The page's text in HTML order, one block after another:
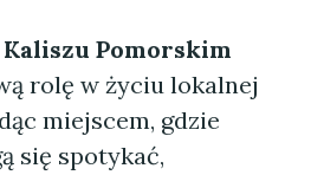
Pomorskim
rolę w życiu lokalnej
miejscem, gdzie
się spotykać,